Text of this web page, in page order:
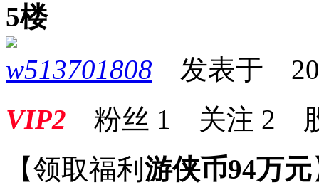
5楼
w513701808 发表于
VIP2 粉丝 1 关注 2
【领取福利 游侠币94万元